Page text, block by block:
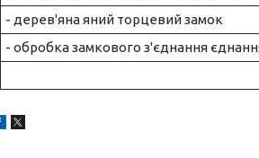
- дерев'яна яний торцевий замок
- обробка замкового з'єднання